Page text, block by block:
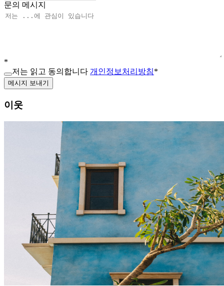
문의 메시지
*
저는 읽고 동의합니다 개인정보처리방침*
메시지 보내기
이웃